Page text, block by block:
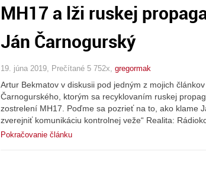
MH17 a lži ruskej
Ján Čarnogurský
19. júna 2019, Prečítané 5 752x, gregormak
Artur Bekmatov v diskusii pod jedným z mojich
Čarnogurského, ktorým sa recyklovaním ruskej
zostrelení MH17. Poďme sa pozrieť na to, ako klame
zverejniť komunikáciu kontrolnej veže“ Realita:
Pokračovanie článku